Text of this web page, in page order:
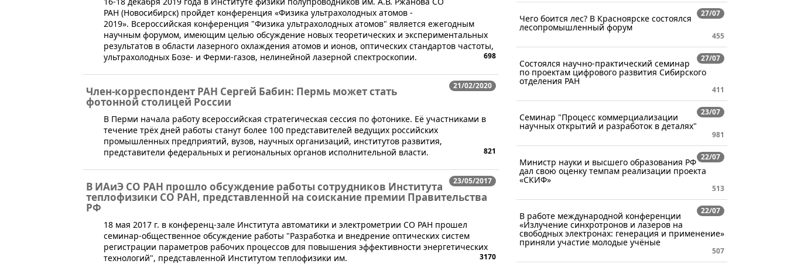
РАН (Новосибирск) пройдет конференция «Физика ультрахолодных атомов -
2019». Всероссийская конференция "Физика ультрахолодных атомов" является ежегодным
научным форумом, имеющим целью обсуждение новых теоретических и экспериментальных
результатов в области лазерного охлаждения атомов и ионов, оптических стандартов частоты,
ультрахолодных Бозе- и Ферми-газов, нелинейной лазерной спектроскопии.
698
21/02/2020
Член-корреспондент РАН Сергей Бабин: Пермь может стать
фотонной столицей России
​​В Перми начала работу всероссийская стратегическая сессия по фотонике. Её участниками в
течение трёх дней работы станут более 100 представителей ведущих российских
промышленных предприятий, вузов, научных организаций, институтов развития,
представители федеральных и региональных органов исполнительной власти.
821
23/05/2017
В ИАиЭ СО РАН прошло обсуждение работы сотрудников Института
теплофизики СО РАН, представленной на соискание премии Правительства
РФ
​18 мая 2017 г. в конференц-зале Института автоматики и электрометрии СО РАН прошел
семинар-общественное обсуждение работы "Разработка и внедрение оптических систем
регистрации параметров рабочих процессов для повышения эффективности энергетических
технологий", представленной Институтом теплофизики им.
3170
27/07
Чего боится лес? В Красноярске состоялся
лесопромышленный форум
455
27/07
Состоялся научно-практический семинар
по проектам цифрового развития Сибирского
отделения РАН
411
23/07
Семинар "Процесс коммерциализации
научных открытий и разработок в деталях"
981
22/07
Министр науки и высшего образования РФ
дал свою оценку темпам реализации проекта
«СКИФ»
513
22/07
В работе международной конференции
«Излучение синхротронов и лазеров на
свободных электронах: генерация и применение»
приняли участие молодые учёные
507